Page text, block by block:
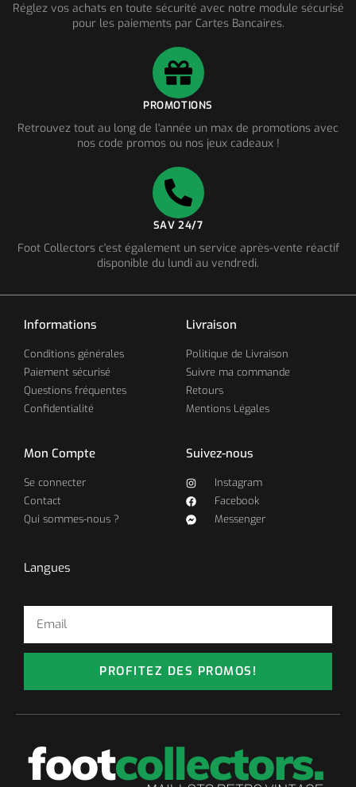
Réglez vos achats en toute sécurité avec notre module sécurisé
pour les paiements par Cartes Bancaires.
PROMOTIONS
Retrouvez tout au long de l'année un max de promotions avec
nos code promos ou nos jeux cadeaux !
SAV 24/7
Foot Collectors c'est également un service après-vente réactif
disponible du lundi au vendredi.
Informations
Conditions générales
Paiement sécurisé
Questions fréquentes
Confidentialité
Livraison
Politique de Livraison
Suivre ma commande
Retours
Mentions Légales
Mon Compte
Se connecter
Contact
Qui sommes-nous ?
Suivez-nous
Instagram
Facebook
Messenger
Langues
PROFITEZ DES PROMOS!